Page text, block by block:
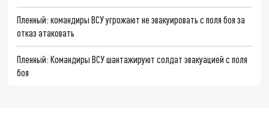
Пленный: командиры ВСУ угрожают не эвакуировать с поля боя за
отказ атаковать
Пленный: Командиры ВСУ шантажируют солдат эвакуацией с поля
боя